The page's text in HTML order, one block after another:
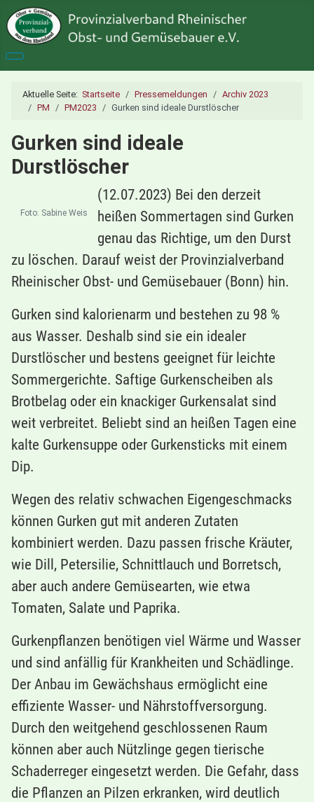
Aktuelle Seite: Startseite Pressemeldungen
Archiv 2023
PM
PM2023 Gurken sind ideale Durstlöscher
Gurken sind ideale
Durstlöscher
Foto: Sabine Weis
(12.07.2023) Bei den derzeit
heißen Sommertagen sind Gurken
genau das Richtige, um den Durst
zu löschen. Darauf weist der Provinzialverband
Rheinischer Obst- und Gemüsebauer (Bonn) hin.
Gurken sind kalorienarm und bestehen zu 98 %
aus Wasser. Deshalb sind sie ein idealer
Durstlöscher und bestens geeignet für leichte
Sommergerichte. Saftige Gurkenscheiben als
Brotbelag oder ein knackiger Gurkensalat sind
weit verbreitet. Beliebt sind an heißen Tagen eine
kalte Gurkensuppe oder Gurkensticks mit einem
Dip.
Wegen des relativ schwachen Eigengeschmacks
können Gurken gut mit anderen Zutaten
kombiniert werden. Dazu passen frische Kräuter,
wie Dill, Petersilie, Schnittlauch und Borretsch,
aber auch andere Gemüsearten, wie etwa
Tomaten, Salate und Paprika.
Gurkenpflanzen benötigen viel Wärme und Wasser
und sind anfällig für Krankheiten und Schädlinge.
Der Anbau im Gewächshaus ermöglicht eine
effiziente Wasser- und Nährstoffversorgung.
Durch den weitgehend geschlossenen Raum
können aber auch Nützlinge gegen tierische
Schaderreger eingesetzt werden. Die Gefahr, dass
die Pflanzen an Pilzen erkranken, wird deutlich